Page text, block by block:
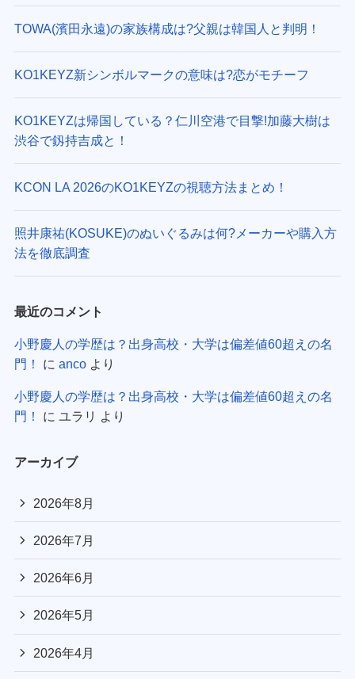
TOWA(濱田永遠)の家族構成は?父親は韓国人と判明！
KO1KEYZ新シンボルマークの意味は?恋がモチーフ
KO1KEYZは帰国している？仁川空港で目撃!加藤大樹は
渋谷で釼持吉成と！
KCON LA 2026のKO1KEYZの視聴方法まとめ！
照井康祐(KOSUKE)のぬいぐるみは何?メーカーや購入方
法を徹底調査
最近のコメント
小野慶人の学歴は？出身高校・大学は偏差値60超えの名
門！
に ancoより
小野慶人の学歴は？出身高校・大学は偏差値60超えの名
門！
に ユラリ より
アーカイブ
2026年8月
2026年7月
2026年6月
2026年5月
2026年4月